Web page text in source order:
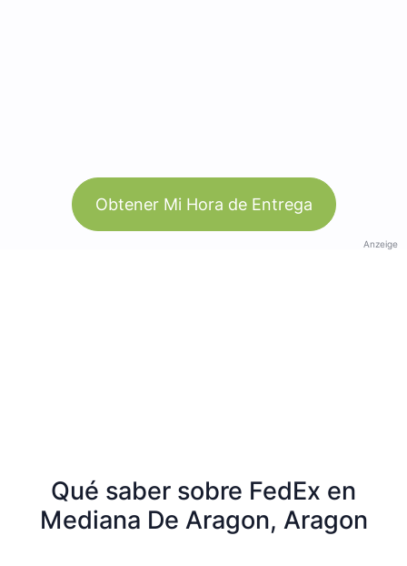
Obtener Mi Hora de Entrega
Anzeige
Qué saber sobre FedEx en
Mediana De Aragon, Aragon